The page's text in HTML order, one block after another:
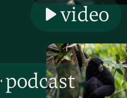
video
podcast